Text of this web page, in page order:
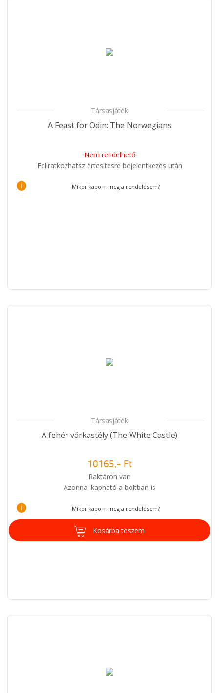
Társasjáték
A Feast for Odin: The Norwegians
Nem rendelhető
Feliratkozhatsz értesítésre bejelentkezés után
i Mikor kapom meg a rendelésem?
Társasjáték
A fehér várkastély (The White Castle)
10165,- Ft
Raktáron van
Azonnal kapható a boltban is
i Mikor kapom meg a rendelésem?
Kosárba teszem